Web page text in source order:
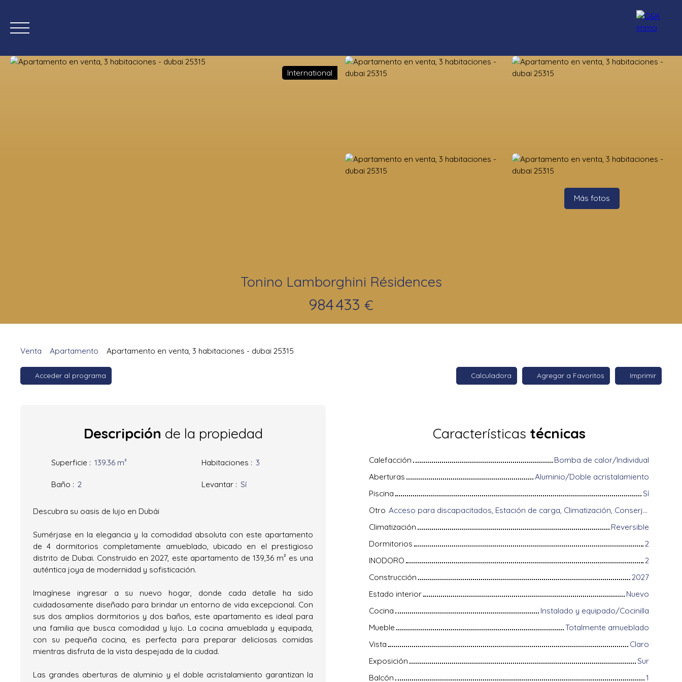
International
Más fotos
Tonino Lamborghini Résidences
984 433 €
Venta Apartamento Apartamento en venta, 3 habitaciones - dubai 25315
Acceder al programa Calculadora Agregar a Favoritos Imprimir
Descripción de la propiedad
Superficie : 139.36 m² Habitaciones : 3
Baño : 2 Levantar : Sí
Descubra su oasis de lujo en Dubái
Sumérjase en la elegancia y la comodidad absoluta con este apartamento
de 4 dormitorios completamente amueblado, ubicado en el prestigioso
distrito de Dubai. Construido en 2027, este apartamento de 139,36 m² es una
auténtica joya de modernidad y sofisticación.
Imagínese ingresar a su nuevo hogar, donde cada detalle ha sido
cuidadosamente diseñado para brindar un entorno de vida excepcional. Con
sus dos amplios dormitorios y dos baños, este apartamento es ideal para
una familia que busca comodidad y lujo. La cocina amueblada y equipada,
con su pequeña cocina, es perfecta para preparar deliciosas comidas
mientras disfruta de la vista despejada de la ciudad.
Las grandes aberturas de aluminio y el doble acristalamiento garantizan la
Características técnicas
Calefacción
Bomba de calor/Individual
Aberturas
Aluminio/Doble acristalamiento
Piscina
Sí
Otro
Acceso para discapacitados, Estación de carga, Climatización, Conserje, Digicode, Equipos domóticos, Fibra óptica, Guardián, Puerta blindada, Sistema de alarma, Videófono, Persianas eléctricas
Climatización
Reversible
Dormitorios
2
INODORO
2
Construcción
2027
Estado interior
Nuevo
Cocina
Instalado y equipado/Cocinilla
Mueble
Totalmente amueblado
Vista
Claro
Exposición
Sur
Balcón
1